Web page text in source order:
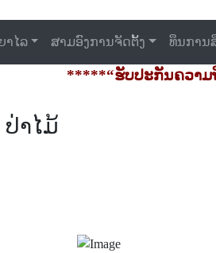
າໄລ ສາມອົງການຈັດຕັ້ງ ທຶນການ
*****“ຮັບປະກັນຄວາມຖືກ
າໄມ້